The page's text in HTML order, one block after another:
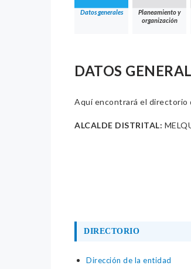
Datos generales
Planeamiento y
organización
DATOS
Aquí encontrará el directorio
ALCALDE DISTRITAL:
DIRECTORIO
Dirección de la entidad